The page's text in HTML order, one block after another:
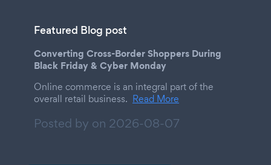
Featured Blog post
Converting Cross-Border Shoppers During
Black Friday & Cyber Monday
Online commerce is an integral part of the
overall retail business. Read More
Posted by on 2026-08-07